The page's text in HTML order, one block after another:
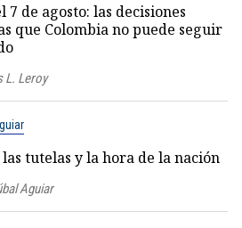
7 de agosto: las decisiones
que Colombia no puede seguir
L. Leroy
tutelas y la hora de la nación
Aguiar